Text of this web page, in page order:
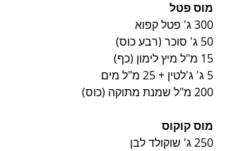
מוס פטל
300 ג' פטל קפוא
50 ג' סוכר (רבע כוס)
15 מ"ל מיץ לימון (כף)
5 ג' ג'לטין + 25 מ"ל מים
200 מ"ל שמנת מתוקה (כוס)
מוס קוקוס
250 ג' שוקולד לבן